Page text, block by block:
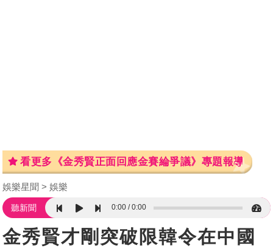
看更多《金秀賢正面回應金賽綸爭議》專題報導
娛樂星聞 娛樂
聽新聞 0:00 0:00
金秀賢才剛突破限韓令在中國